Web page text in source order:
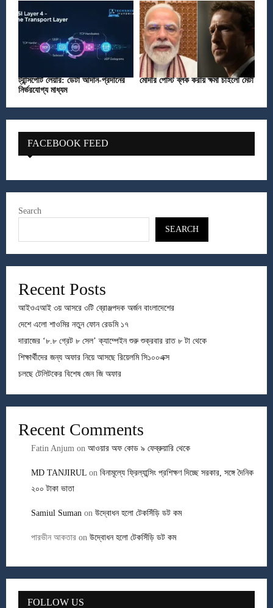
ট্রান্সপোর্ট লেয়ার: ডেটা আদান-প্রদানের
নির্ভরযোগ্য মাধ্যম
মোদীর পোস্ট ব্লক করায় ক্ষমা চাইলো মেটা
FACEBOOK FEED
Search
SEARCH
Recent Posts
আইওএআই ৩য় আসরে ৩টি ব্রোঞ্জপদক অর্জন বাংলাদেশের
দেশে এলো শাওমির নতুন ফোন রেডমি ১৭
দারাজের ‘৮.৮ গ্রেট ৮ সেল’ ক্যাম্পেইন শুরু শুক্রবার রাত ৮ টা থেকে
শিক্ষার্থীদের জন্য অফার নিয়ে আসছে রিয়েলমি সি১০০এক্স
চলছে টেলিটকের বিশেষ জেন জি অফার
Recent Comments
Fatin Anjum on আওয়ার অফ কোড ৯ ফেব্রুয়ারি থেকে
MD TANJIRUL on বিনামূল্যে ফ্রিল্যান্সিং প্রশিক্ষণ দিচ্ছে সরকার, সঙ্গে দৈনিক
২০০ টাকা ভাতা
Samiul Suman on উদ্বোধন হলো টেকসিঁড়ি ডট কম
পারভীন আকতার on উদ্বোধন হলো টেকসিঁড়ি ডট কম
FOLLOW US